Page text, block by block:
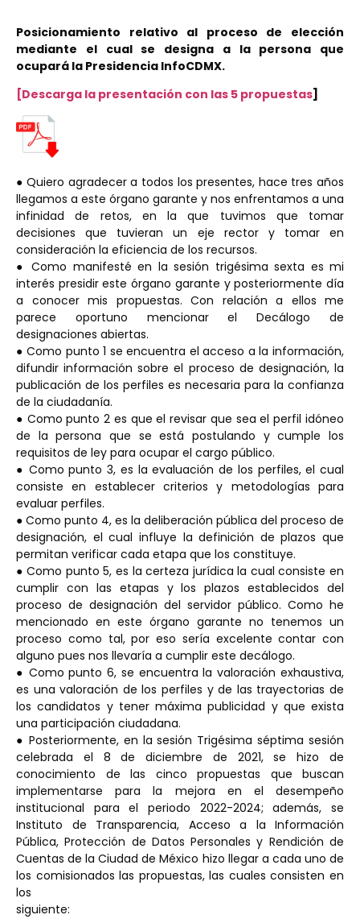
Posicionamiento relativo al proceso de elección
mediante el cual se designa a la persona que
ocupará la Presidencia InfoCDMX.
[Descarga la presentación con las 5 propuestas]
● Quiero agradecer a todos los presentes, hace tres años
llegamos a este órgano garante y nos enfrentamos a una
infinidad de retos, en la que tuvimos que tomar
decisiones que tuvieran un eje rector y tomar en
consideración la eficiencia de los recursos.
● Como manifesté en la sesión trigésima sexta es mi
interés presidir este órgano garante y posteriormente día
a conocer mis propuestas. Con relación a ellos me
parece oportuno mencionar el Decálogo de
designaciones abiertas.
● Como punto 1 se encuentra el acceso a la información,
difundir información sobre el proceso de designación, la
publicación de los perfiles es necesaria para la confianza
de la ciudadanía.
● Como punto 2 es que el revisar que sea el perfil idóneo
de la persona que se está postulando y cumple los
requisitos de ley para ocupar el cargo público.
● Como punto 3, es la evaluación de los perfiles, el cual
consiste en establecer criterios y metodologías para
evaluar perfiles.
● Como punto 4, es la deliberación pública del proceso de
designación, el cual influye la definición de plazos que
permitan verificar cada etapa que los constituye.
● Como punto 5, es la certeza jurídica la cual consiste en
cumplir con las etapas y los plazos establecidos del
proceso de designación del servidor público. Como he
mencionado en este órgano garante no tenemos un
proceso como tal, por eso sería excelente contar con
alguno pues nos llevaría a cumplir este decálogo.
● Como punto 6, se encuentra la valoración exhaustiva,
es una valoración de los perfiles y de las trayectorias de
los candidatos y tener máxima publicidad y que exista
una participación ciudadana.
● Posteriormente, en la sesión Trigésima séptima sesión
celebrada el 8 de diciembre de 2021, se hizo de
conocimiento de las cinco propuestas que buscan
implementarse para la mejora en el desempeño
institucional para el periodo 2022-2024; además, se
Instituto de Transparencia, Acceso a la Información
Pública, Protección de Datos Personales y Rendición de
Cuentas de la Ciudad de México hizo llegar a cada uno de
los comisionados las propuestas, las cuales consisten en
los
siguiente: